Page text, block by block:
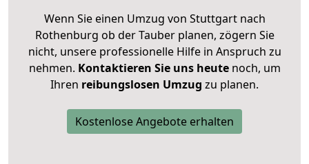
Wenn Sie einen Umzug von Stuttgart nach
Rothenburg ob der Tauber planen, zögern Sie
nicht, unsere professionelle Hilfe in Anspruch zu
nehmen. Kontaktieren Sie uns heutenoch, um
Ihren reibungslosen Umzug zu planen.
Kostenlose Angebote erhalten